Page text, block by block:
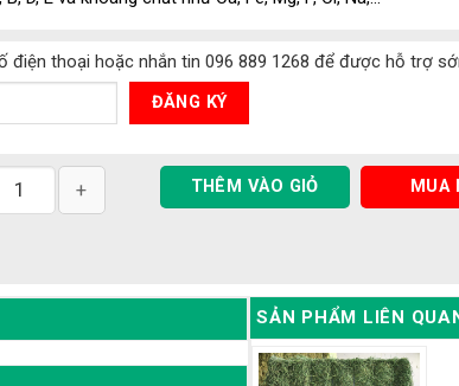
điện thoại hoặc nhắn tin 096 889 1268 để được hỗ trợ
quantity THÊM VÀO GIỎ MUA
SẢN PHẨM LIÊN